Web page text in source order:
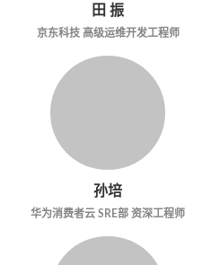
田 振
京东科技 高级运维开发工程师
孙培
华为消费者云 SRE部 资深工程师